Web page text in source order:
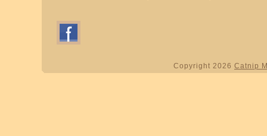
Copyright 2026 Catnip